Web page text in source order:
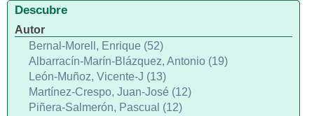
Descubre
Autor
Bernal-Morell, Enrique (52)
Albarracín-Marín-Blázquez, Antonio (19)
León-Muñoz, Vicente-J (13)
Martínez-Crespo, Juan-José (12)
Piñera-Salmerón, Pascual (12)